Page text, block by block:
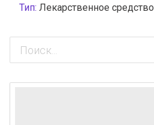
Тип: Лекарственное средство